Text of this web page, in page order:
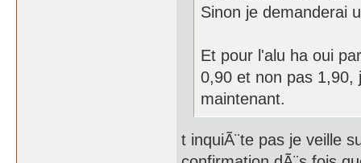
Sinon je demanderai
Et pour l'alu ha oui
0,90 et non pas
maintenant.
t inquiÃ¨te pas je veille